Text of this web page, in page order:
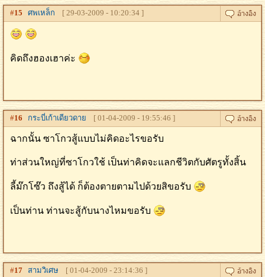
#15 ศพเหล็ก [ 29-03-2009 - 10:20:34 ]
คิดถึงฮองเฮาค่ะ
#16 กระบี่เก้าเดียวดาย [ 01-04-2009 - 19:55:46 ]
ฉากนั้น ซาโกวสู้แบบไม่คิดอะไรขอรับ
ท่าส่วนใหญ่ที่ซาโกวใช้ เป็นท่าคิดจะแลกชีวิตกับศัตรูทั้งสิ้น
ลี้ม๊กโซ๊ว ถึงสู้ได้ ก็ต้องตายตามไปด้วยสิขอรับ
เป็นท่าน ท่านจะสู้กับนางไหมขอรับ
#17 สามวิเศษ [ 01-04-2009 - 23:14:36 ]